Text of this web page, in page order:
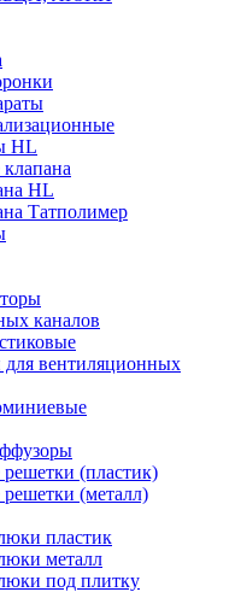
HL
HL
Татполимер
каналов
вентиляционных
(пластик)
(металл)
пластик
металл
под плитку